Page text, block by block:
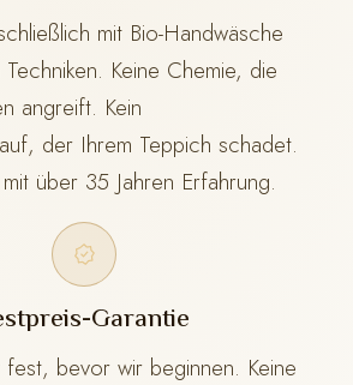
mit Bio-Handwäsche
Keine Chemie, die
angreift. Kein
der Ihrem Teppich schadet.
über 35 Jahren Erfahrung.
Garantie
fest, bevor wir beginnen. Keine